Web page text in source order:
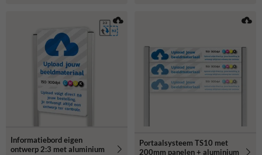
Informatiebord eigen
ontwerp 2:3 met aluminium
Portaalsysteem TS10 met
200mm panelen + aluminium